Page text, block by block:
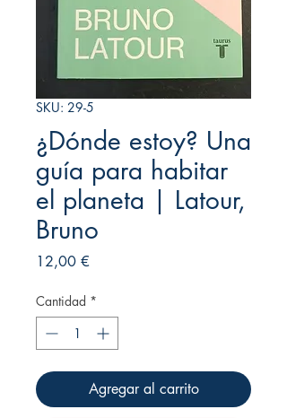
SKU: 29-5
¿Dónde estoy? Una
guía para habitar
el planeta | Latour,
Bruno
12,00 €
Cantidad *
Agregar al carrito